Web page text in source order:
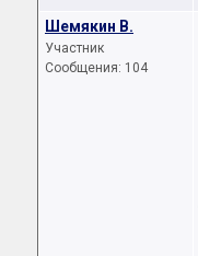
Шемякин В.
Участник
Сообщения: 104